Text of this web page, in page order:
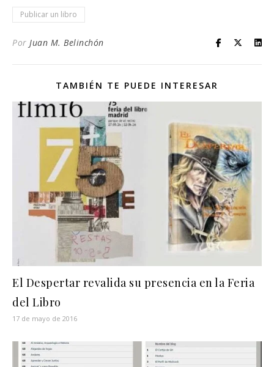
Publicar un libro
Por Juan M. Belinchón
TAMBIÉN TE PUEDE INTERESAR
El Despertar revalida su presencia en la Feria
del Libro
17 de mayo de 2016